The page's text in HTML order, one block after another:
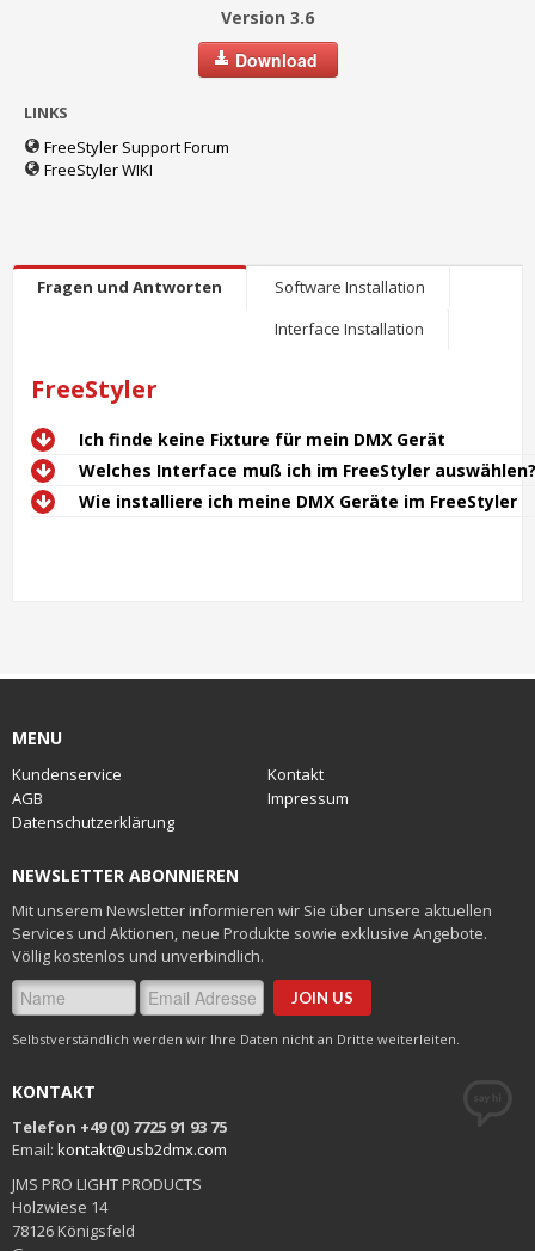
Version 3.6
Download
LINKS
FreeStyler Support Forum
FreeStyler WIKI
Fragen und Antworten
Software Installation
Interface Installation
FreeStyler
Ich finde keine Fixture für mein DMX Gerät
Welches Interface muß ich im FreeStyler auswählen?
Wie installiere ich meine DMX Geräte im FreeStyler
MENU
Kundenservice
Kontakt
AGB
Impressum
Datenschutzerklärung
NEWSLETTER ABONNIEREN
Mit unserem Newsletter informieren wir Sie über unsere aktuellen
Services und Aktionen, neue Produkte sowie exklusive Angebote.
Völlig kostenlos und unverbindlich.
Selbstverständlich werden wir Ihre Daten nicht an Dritte weiterleiten.
KONTAKT
Telefon +49 (0) 7725 91 93 75
Email: kontakt@usb2dmx.com
JMS PRO LIGHT PRODUCTS
Holzwiese 14
78126 Königsfeld